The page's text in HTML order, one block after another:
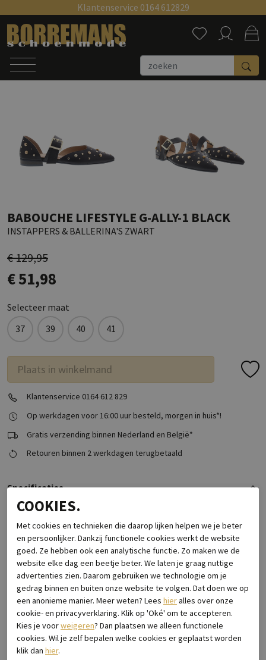
Klantenservice 0164 612829 Zoeken
BABOUCHE LIFESTYLE G-ALLY-1 BLACK
INSTAPPERS & BALLERINA'S ZWART
€ 129,95
€ 51,98
Selecteer maat
37
39 40 41
Plaats in winkelmand
Klantenservice 0164 612 829
Op werkdagen voor 16:00 uur besteld, morgen in huis*!
Gratis verzending binnen Nederland en België*
Retouren binnen 2 werkdagen terugbetaald
Specificaties
Merk
Babouche Lifestyle
Leveranciercode
G-Ally-1 Black
Breedtemaat
Wijdte f (normaal)
Categorie
Instappers & ballerina's
Kleur
Zwart
Materiaal buitenkant
Leer
Bestelcode
2121.00.281
Bezorgen & retourneren
COOKIES.
Met cookies en technieken die daarop lijken helpen we je beter
en persoonlijker. Dankzij functionele cookies werkt de website
goed. Ze hebben ook een analytische functie. Zo maken we de
website elke dag een beetje beter. We laten je graag nuttige
advertenties zien. Daarom gebruiken we technologie om je
gedrag binnen en buiten onze website te volgen. Dat doen we op
een anonieme manier. Meer weten? Lees hieralles over onze
cookie- en privacyverklaring. Klik op 'Oké' om te accepteren.
Kies je voorweigeren? Dan plaatsen we alleen functionele
cookies. Wil je zelf bepalen welke cookies er geplaatst worden
klik dan hier.